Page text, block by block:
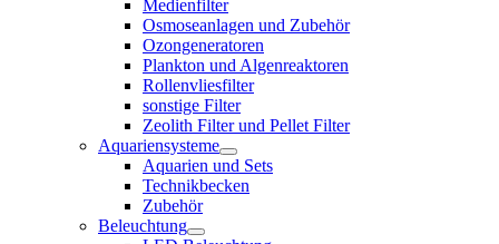
Medienfilter
Osmoseanlagen und Zubehör
Ozongeneratoren
Plankton und Algenreaktoren
Rollenvliesfilter
sonstige Filter
Zeolith Filter und Pellet Filter
Aquariensysteme
Aquarien und Sets
Technikbecken
Zubehör
Beleuchtung